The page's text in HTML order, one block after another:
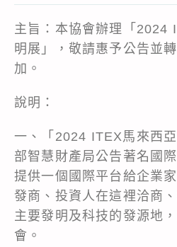
主旨：本協會辦理「2024
明展」，敬請惠予公告並
加。
說明：
一、「2024 ITEX馬來西
部智慧財產局公告著名國
提供一個國際平台給企業
發商、投資人在這裡洽商
主要發明及科技的發源地
會。